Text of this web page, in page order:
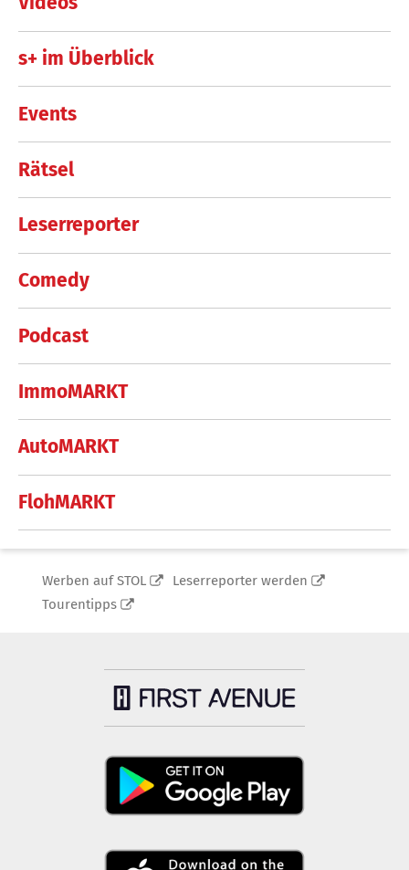
s+ im Überblick
Events
Rätsel
Leserreporter
Comedy
Podcast
ImmoMARKT
AutoMARKT
FlohMARKT
Werben auf STOL
Leserreporter werden
Tourentipps